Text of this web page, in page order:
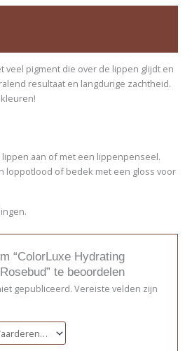
veel pigment die over de lippen glijdt en
resultaat en langdurige zachtheid.
aan of met een lippenpenseel.
loppotlood of bedek met een gloss voor
“ColorLuxe Hydrating
te beoordelen
gepubliceerd. Vereiste velden zijn